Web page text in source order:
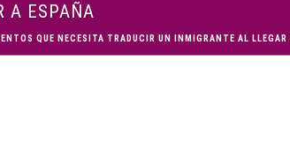
A ESPAÑA
QUE NECESITA TRADUCIR UN INMIGRANTE AL LLEGAR